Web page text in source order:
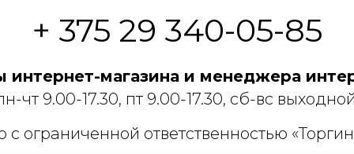
+ 375 29 340-05-85
магазина и менеджера
чт 9.00-17.30, пт 9.00-17.30, сб-вс
ограниченной ответственностью